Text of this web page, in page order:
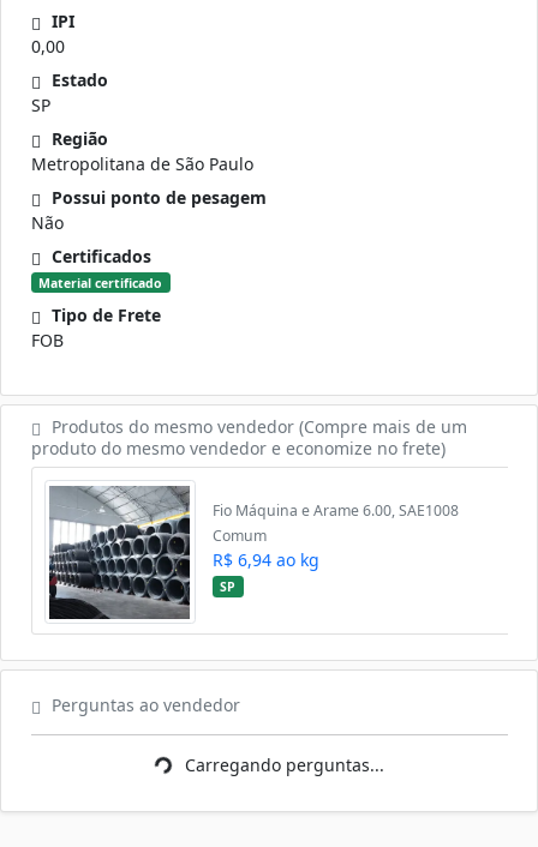
IPI
0,00
Estado
SP
Região
Metropolitana de São Paulo
Possui ponto de pesagem
Não
Certificados
Material certificado
Tipo de Frete
FOB
Produtos do mesmo vendedor (Compre mais de um
produto do mesmo vendedor e economize no frete)
Fio Máquina e Arame 6.00, SAE1008
Comum
R$ 6,94 ao kg
SP
Perguntas ao vendedor
perguntas... Carregando perguntas...